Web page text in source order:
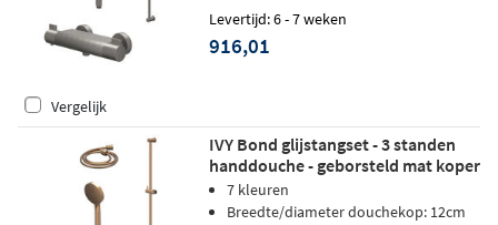
Levertijd: 6 - 7 weken
916,01
Vergelijk
IVY Bond glijstangset - 3 standen
handdouche - geborsteld mat koper
PVD7 kleuren
Breedte/diameter douchekop: 12cm